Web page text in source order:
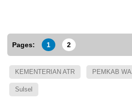
Pages: 1 2
KEMENTERIAN ATR PEMKAB
Sulsel